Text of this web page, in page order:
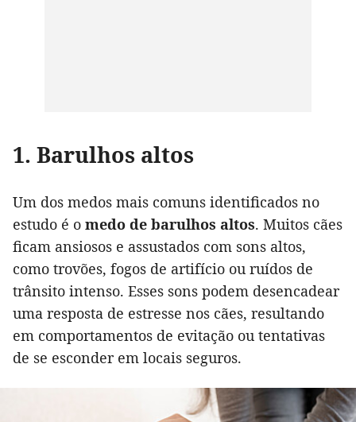
1. Barulhos altos
Um dos medos mais comuns identificados no
estudo é o medo de barulhos altos. Muitos cães
ficam ansiosos e assustados com sons altos,
como trovões, fogos de artifício ou ruídos de
trânsito intenso. Esses sons podem desencadear
uma resposta de estresse nos cães, resultando
em comportamentos de evitação ou tentativas
de se esconder em locais seguros.